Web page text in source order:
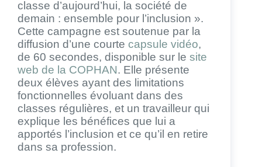
classe d’aujourd’hui, la société de
demain : ensemble pour l’inclusion ».
Cette campagne est soutenue par la
diffusion d’une courte capsule vidéo,
de 60 secondes, disponible sur le site
web de la COPHAN. Elle présente
deux élèves ayant des limitations
fonctionnelles évoluant dans des
classes régulières, et un travailleur qui
explique les bénéfices que lui a
apportés l’inclusion et ce qu’il en retire
dans sa profession.